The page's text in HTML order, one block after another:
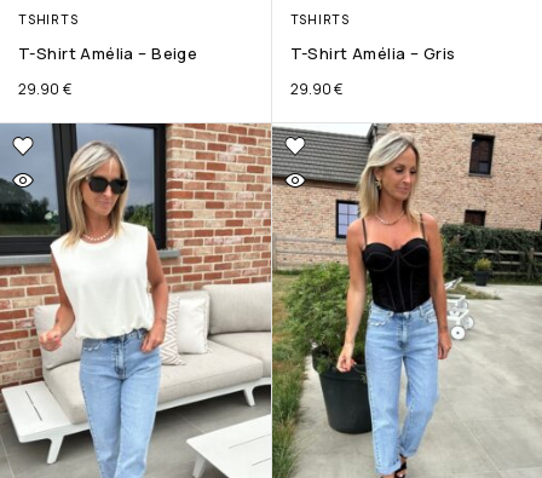
TSHIRTS
T-Shirt Amélia – Beige
29.90 €
TSHIRTS
T-Shirt Amélia – Gris
29.90€